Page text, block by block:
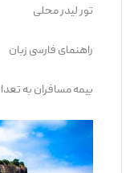
تور لیدر محلی
راهنمای فارسی زبان
بیمه مسافران به